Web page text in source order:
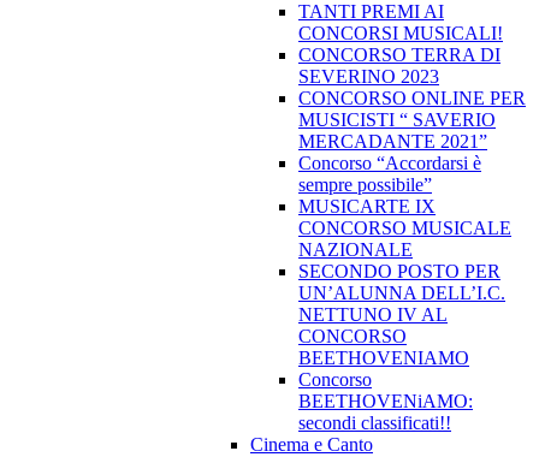
TANTI PREMI AI
CONCORSI MUSICALI!
CONCORSO TERRA DI
SEVERINO 2023
CONCORSO ONLINE PER
MUSICISTI “ SAVERIO
MERCADANTE 2021”
Concorso “Accordarsi è
sempre possibile”
MUSICARTE IX
CONCORSO MUSICALE
NAZIONALE
SECONDO POSTO PER
UN’ALUNNA DELL’I.C.
NETTUNO IV AL
CONCORSO
BEETHOVENIAMO
Concorso
BEETHOVENiAMO:
secondi classificati!!
Cinema e Canto